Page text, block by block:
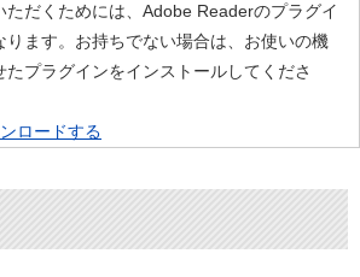
ただくためには、Adobe Readerのプラグイ
ります。お持ちでない場合は、お使いの機
プラグインをインストールしてくださ
ロードする